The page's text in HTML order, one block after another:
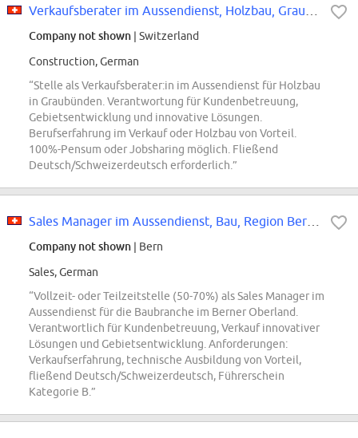
Company not shown | Switzerland
Construction, German
“Stelle als Verkaufsberater:in im Aussendienst für Holzbau
in Graubünden. Verantwortung für Kundenbetreuung,
Gebietsentwicklung und innovative Lösungen.
Berufserfahrung im Verkauf oder Holzbau von Vorteil.
100%-Pensum oder Jobsharing möglich. Fließend
Deutsch/Schweizerdeutsch erforderlich.”
Company not shown | Bern
Sales, German
“Vollzeit- oder Teilzeitstelle (50-70%) als Sales Manager im
Aussendienst für die Baubranche im Berner Oberland.
Verantwortlich für Kundenbetreuung, Verkauf innovativer
Lösungen und Gebietsentwicklung. Anforderungen:
Verkaufserfahrung, technische Ausbildung von Vorteil,
fließend Deutsch/Schweizerdeutsch, Führerschein
Kategorie B.”